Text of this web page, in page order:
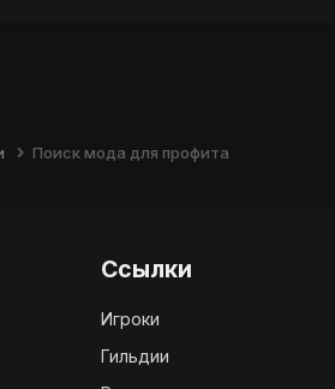
Поиск мода для профита
Ссылки
Игроки
Гильдии